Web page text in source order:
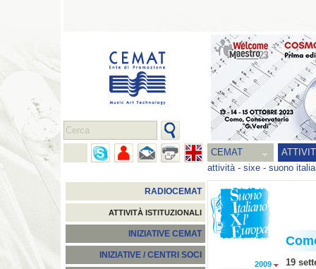
CEMAT
attività- sixe - suono
RADIOCEMAT
ATTIVITÀ ISTITUZIONALI
INIZIATIVE CEMAT
INIZIATIVE / CENTRI SOCI
2009
19